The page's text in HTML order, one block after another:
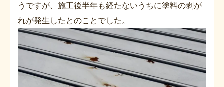
うですが、施工後半年も経たないうちに塗料の剥が
れが発生したとのことでした。